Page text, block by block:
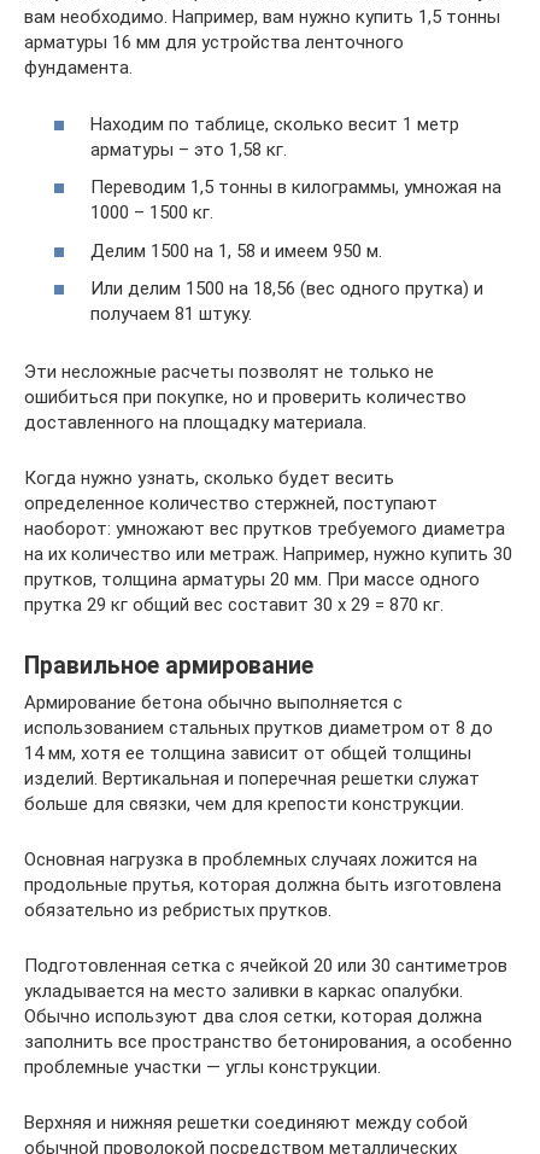
вам необходимо. Например, вам нужно купить 1,5 тонны
арматуры 16 мм для устройства ленточного
фундамента.
Находим по таблице, сколько весит 1 метр
арматуры – это 1,58 кг.
Переводим 1,5 тонны в килограммы, умножая на
1000 – 1500 кг.
Делим 1500 на 1, 58 и имеем 950 м.
Или делим 1500 на 18,56 (вес одного прутка) и
получаем 81 штуку.
Эти несложные расчеты позволят не только не
ошибиться при покупке, но и проверить количество
доставленного на площадку материала.
Когда нужно узнать, сколько будет весить
определенное количество стержней, поступают
наоборот: умножают вес прутков требуемого диаметра
на их количество или метраж. Например, нужно купить 30
прутков, толщина арматуры 20 мм. При массе одного
прутка 29 кг общий вес составит 30 х 29 = 870 кг.
Правильное армирование
Армирование бетона обычно выполняется с
использованием стальных прутков диаметром от 8 до
14 мм, хотя ее толщина зависит от общей толщины
изделий. Вертикальная и поперечная решетки служат
больше для связки, чем для крепости конструкции.
Основная нагрузка в проблемных случаях ложится на
продольные прутья, которая должна быть изготовлена
обязательно из ребристых прутков.
Подготовленная сетка с ячейкой 20 или 30 сантиметров
укладывается на место заливки в каркас опалубки.
Обычно используют два слоя сетки, которая должна
заполнить все пространство бетонирования, а особенно
проблемные участки — углы конструкции.
Верхняя и нижняя решетки соединяют между собой
обычной проволокой посредством металлических